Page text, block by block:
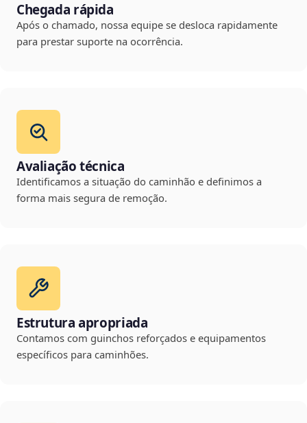
Chegada rápida
Após o chamado, nossa equipe se desloca rapidamente
para prestar suporte na ocorrência.
Avaliação técnica
Identificamos a situação do caminhão e definimos a
forma mais segura de remoção.
Estrutura apropriada
Contamos com guinchos reforçados e equipamentos
específicos para caminhões.